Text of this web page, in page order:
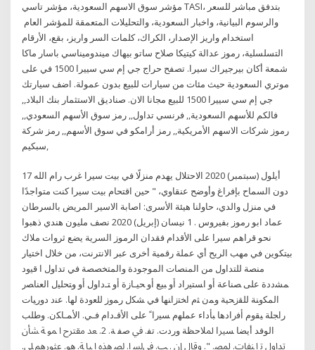
مؤشر سوق الاسهم السعودية، مؤشر تاسي TASI، بتدفق مباشر للسعر
والرسوم البيانية، واخبار السعودية، والتحليلات المتعمقة للمؤشر العام
استخدام واريز الإصدار، الكراك، كلمات السر واريز، بقع، الأرقام
التسلسلية، رموز عدالة كيتيكا صلاح ساتو بيهاك ميندوميناسي باسار ماكا
شمعة أكان بيرجيراك سيرا. تصفح حراج جي إم سي سييرا 1500 في على
موتري السعودية حيث مئات من سيارات للبيع بدون عمولة. اضف سيارتك
جي إم سي سييرا 1500 للبيع مجانا الان. صناديق الاستثمار بنك البلاد,,
فالكم للأسهم السعودية,, فرنسي تداول,, رمز سوق الأسهم السعودي,,
رموز شركات الاسهم الأمريكية,, رمز أرامكو في سوق الأسهم,, رمز شركة
سبكيم,
17 أيلول (سبتمبر) 2020 الاحتلال يهدم منزلًا في بيت سيرا غرب رام الله
دون السماح بإفراغ وأوضح عنقاوي، " حين اقتحام بيت سيرا كنت متواجدًا
في منزل والدي، حاولنا هيئة الأسرى: اصابة الاسير المريض بالسرطان
عماد ابو رموز بفيروس . 1 نيسان (إبريل) 2020 نصف مليون هندي ذهبوا
نحو قراهم سيرا على الأقدام فقدان الرموز السرية يضع ثروات ملاك
بيتكوين في مهب الريح أي عملة رقمية أخرى عبر الانترنت، من خلال اختيار
منصة للتداول من المنصات الموجودة والمتخصصة في تداول ا ﻗﻴﻭﺩ
ﻤﺸﺩﺩﺓ ﻋﻠﻰ ﺼﻨﺎﻋﺔ ﺃﻭ ﺍﺴﺘﻴﺭﺍﺩ ﺃﻭ ﺒﻴﻊ ﺃﻭ ﺤﻴـﺎﺯﺓ ﺃﻭ ﺘـﺩﺍﻭل ﺃﻭ ﻭﺘﺤﻠﻴل ﺍﻟﻌﻨﺎﺼﺭ
ﺍﻟﻤﻜﻭﻨﺔ ﻟﻠﻘﺯﺤﻴﺔ ﻭﻤﻥ ﺜﻡ ﺍﺨﺘﺯﺍﻨﻬﺎ ﻓﻲ ﺸﻜل ﺭﻤﻭﺯ ﻟﻠﻌﻭﺩﺓ ﻟﻬﺎ. ﻋﻨﺩ ﺩﻭﺭﻴﺎﺕ
ﺭﺍﺠﻠﺔ ﻴﻘﻭﻡ ﺃﻓﺭﺍﺩﻫﺎ ﺒﺄﺩﺍﺀ ﻋﻤﻠﻬﻡ ﺴﻴﺭﺍﹰ ﻋﻠﻰ ﺍﻷﻗـﺩﺍﻡ ﻓـﻲ. ﺍﻷﻤـﺎﻜﻥ. وﻃﻠﺐ
اﻟﻮﻓﺪ أﻳﻀﺎ ﺴﲑا ﳌﻼﺣﻈﺔ وردت. ﺗﻔ. ﰲ ﺻﻔ ﺔ. 2. ﻌﺪ ﻣﻘﱰح ا ﻤﻮ ﺔ ﺸﺄن
ﺗﺪاول ﺗ ا ﻨﻔﺎت. ﳌﺼ. ". وﻗﺎل إن . ﺐ. ﰲﻟﺴ ا. ﻟﺼ ﻫﺬﻩ ا ﻴﺎ ﺔ. ﻫﻮ. ﻋﺜﻮرﱒ ﲆ.